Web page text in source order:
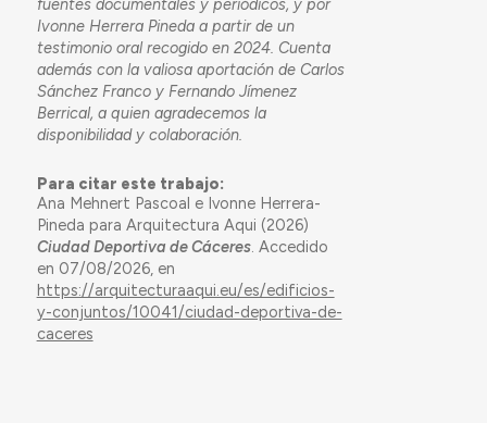
Ivonne Herrera Pineda a partir de un
testimonio oral recogido en 2024. Cuenta
además con la valiosa aportación de Carlos
Sánchez Franco y Fernando Jímenez
Berrical, a quien agradecemos la
disponibilidad y colaboración.
Para citar este trabajo:
Ana Mehnert Pascoal e Ivonne Herrera-
Pineda para Arquitectura Aqui (2026)
Ciudad Deportiva de Cáceres. Accedido
en 07/08/2026, en
https://arquitecturaaqui.eu/es/edificios-
y-conjuntos/10041/ciudad-deportiva-de-
caceres